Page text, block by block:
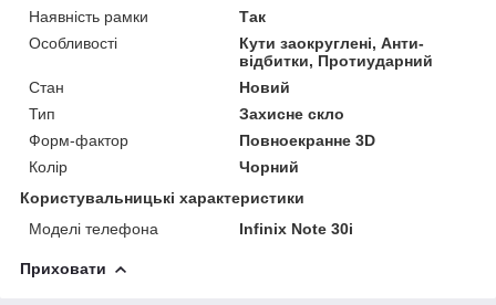
Наявність рамки
Так
Особливості
Кути заокруглені, Анти-
відбитки, Протиударний
Стан
Новий
Тип
Захисне скло
Форм-фактор
Повноекранне 3D
Колір
Чорний
Користувальницькі характеристики
Моделі телефона
Infinix Note 30i
Приховати